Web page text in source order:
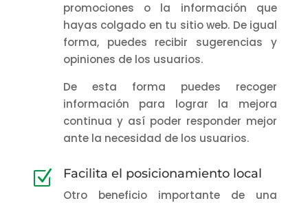
promociones o la información que
hayas colgado en tu sitio web. De igual
forma, puedes recibir sugerencias y
opiniones de los usuarios.
De esta forma puedes recoger
información para lograr la mejora
continua y así poder responder mejor
ante la necesidad de los usuarios.
Z Facilita el posicionamiento local
Otro beneficio importante de una